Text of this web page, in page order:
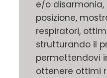
e/o
posizione,
respiratori,
strutturando il
permettendovi
ottenere ottimi